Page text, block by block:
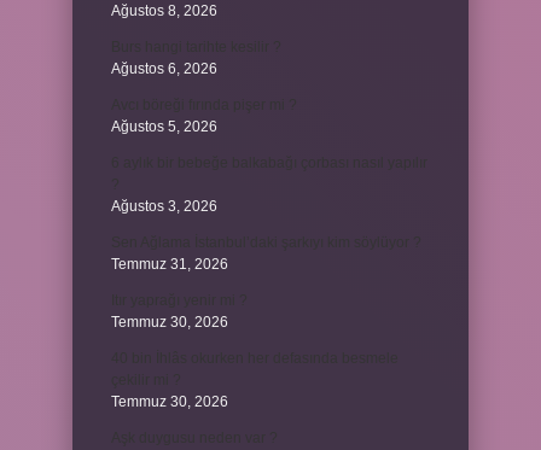
Ağustos 8, 2026
Ağustos 6, 2026
Ağustos 5, 2026
Ağustos 3, 2026
Temmuz 31, 2026
Temmuz 30, 2026
Temmuz 30, 2026